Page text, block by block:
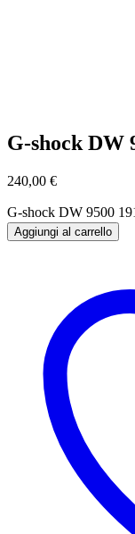
G-shock DW
240,00 €
G-shock DW 9500
Aggiungi al carrello